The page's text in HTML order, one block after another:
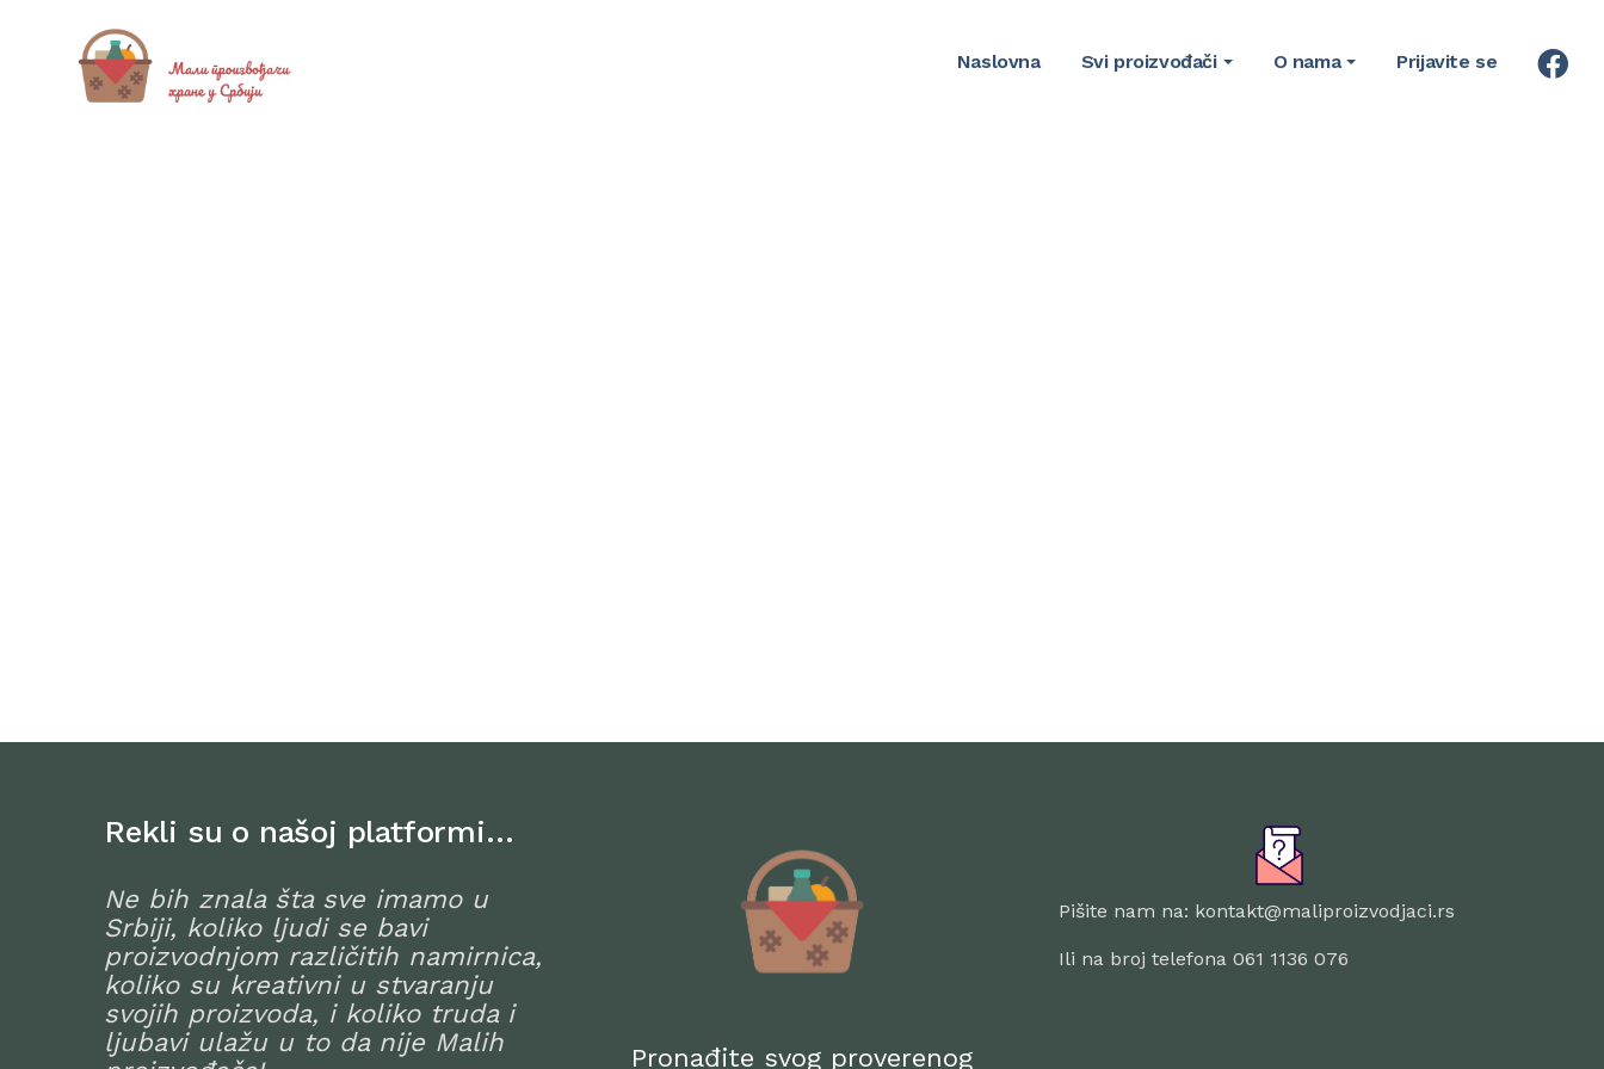
Naslovna Svi proizvođači O nama Prijavite se
Rekli su o našoj platformi…
Ne bih znala šta sve imamo u
Srbiji, koliko ljudi se bavi
proizvodnjom različitih namirnica,
koliko su kreativni u stvaranju
svojih proizvoda, i koliko truda i
ljubavi ulažu u to da nije Malih
Pronađite svog proverenog
Pišite nam na: kontakt@maliproizvodjaci.rs
Ili na broj telefona 061 1136 076